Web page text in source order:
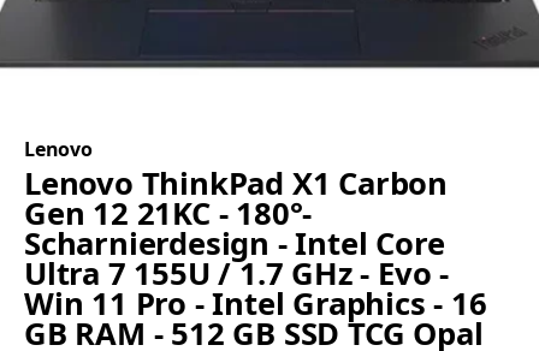
Lenovo
Lenovo ThinkPad X1 Carbon
Gen 12 21KC - 180°-
Scharnierdesign - Intel Core
Ultra 7 155U / 1.7 GHz - Evo -
Win 11 Pro - Intel Graphics - 16
GB RAM - 512 GB SSD TCG Opal